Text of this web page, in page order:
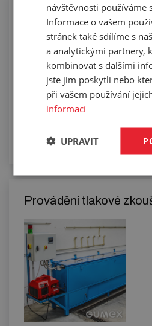
Manuální řezání hadic
délku
Provádění tlakové
návštěvnosti používáme
Informace o vašem
stránek také sdílíme s
a analytickými partnery,
kombinovat s dalšími
jste jim poskytli nebo
při vašem používání
informací
UPRAVIT